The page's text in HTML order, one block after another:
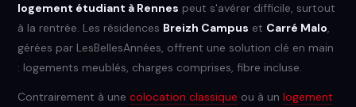
logement étudiant à Rennes peut s'avérer difficile, surtout
à la rentrée. Les résidences Breizh Campus et Carré Malo,
gérées par LesBellesAnnées, offrent une solution clé en main
: logements meublés, charges comprises, fibre incluse.
Contrairement à une colocation classique ou à un logement